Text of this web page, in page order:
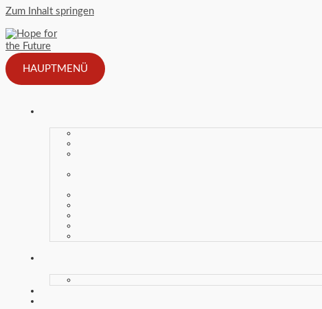
Zum Inhalt springen
HAUPTMENÜ